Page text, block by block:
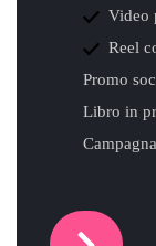
Video
Reel
Promo
Libro in